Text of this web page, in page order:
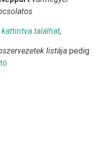
kattintva találhat,
listája pedig